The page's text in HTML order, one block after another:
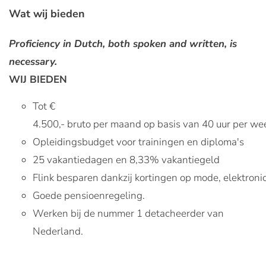
Wat wij bieden
Proficiency in Dutch, both spoken and written, is
necessary.
WIJ BIEDEN
Tot €
4.500,- bruto per maand op basis van 40 uur per
Opleidingsbudget voor trainingen en diploma's
25 vakantiedagen en 8,33% vakantiegeld
Flink besparen dankzij kortingen op mode,
Goede pensioenregeling.
Werken bij de nummer 1 detacheerder van
Nederland.